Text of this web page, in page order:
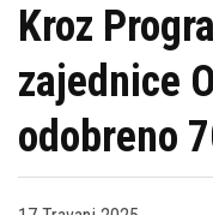
Kroz
zajednice
odobreno